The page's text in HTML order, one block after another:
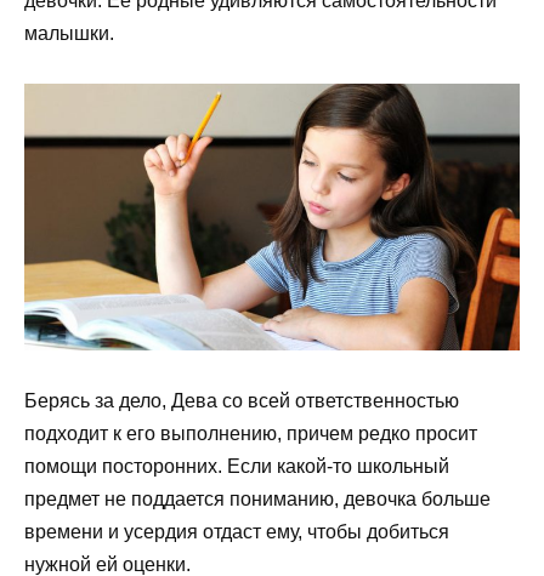
малышки.
Берясь за дело, Дева со всей ответственностью
подходит к его выполнению, причем редко просит
помощи посторонних. Если какой-то школьный
предмет не поддается пониманию, девочка больше
времени и усердия отдаст ему, чтобы добиться
нужной ей оценки.